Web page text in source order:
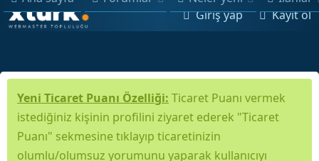
Giriş yap Kayıt ol
Yeni Ticaret Puanı Özelliği: Ticaret Puanı vermek
istediğiniz kişinin profilini ziyaret ederek "Ticaret
Puanı" sekmesine tıklayıp ticaretinizin
olumlu/olumsuz yorumunu yaparak kullanıcıyı